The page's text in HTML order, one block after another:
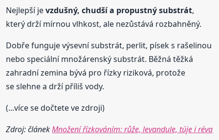
Nejlepší jevzdušný, chudší a propustný substrát,
který drží mírnou vlhkost, ale nezůstává rozbahněný.
Dobře funguje výsevní substrát, perlit, písek s rašelinou
nebo speciální množárenský substrát. Běžná těžká
zahradní zemina bývá pro řízky riziková, protože
se slehne a drží příliš vody.
(...více se dočtete ve zdroji)
Zdroj: článekMnožení řízkováním: růže, levandule, túje i réva